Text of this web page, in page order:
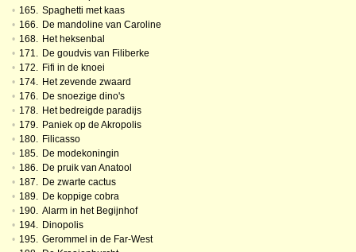
• 165. Spaghetti met kaas
• 166. De mandoline van Caroline
• 168. Het heksenbal
• 171. De goudvis van Filiberke
• 172. Fifi in de knoei
• 174. Het zevende zwaard
• 176. De snoezige dino's
• 178. Het bedreigde paradijs
• 179. Paniek op de Akropolis
• 180. Filicasso
• 185. De modekoningin
• 186. De pruik van Anatool
• 187. De zwarte cactus
• 189. De koppige cobra
• 190. Alarm in het Begijnhof
• 194. Dinopolis
• 195. Gerommel in de Far-West